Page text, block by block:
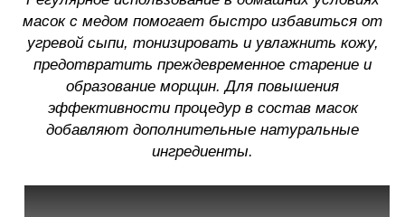
масок с медом помогает быстро избавиться от
угревой сыпи, тонизировать и увлажнить кожу,
предотвратить преждевременное старение и
образование морщин. Для повышения
эффективности процедур в состав масок
добавляют дополнительные натуральные
ингредиенты.